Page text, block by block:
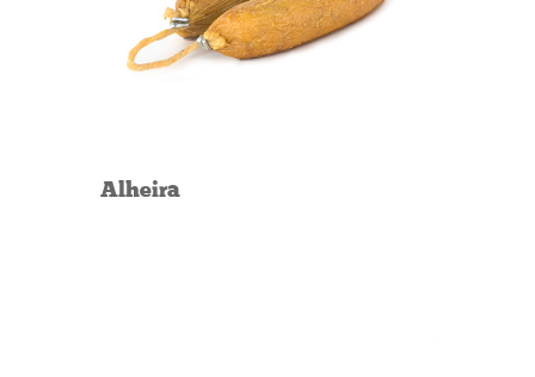
Alheira